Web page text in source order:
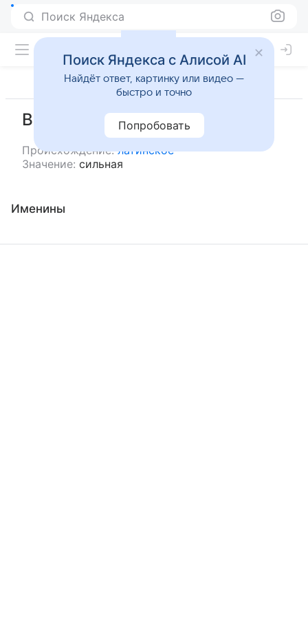
Поиск Яндекса
Валентира
Происхождение: латинское
Значение: сильная
Именины
Поиск Яндекса с Алисой AI
Найдёт ответ, картинку или видео —
быстро и точно
Попробовать